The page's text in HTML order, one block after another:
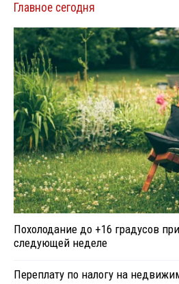
Главное сегодня
Похолодание до +16 градусов
следующей неделе
Переплату по налогу на